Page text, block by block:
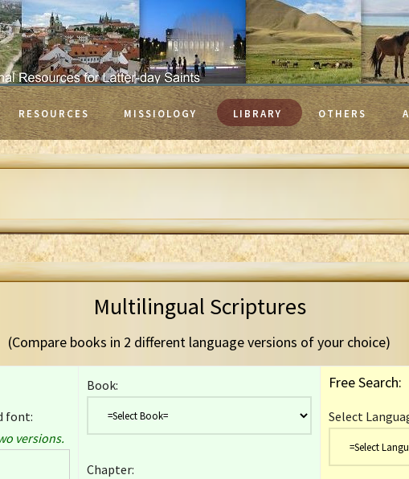
RESOURCES MISSIOLOGY LIBRARY OTHERS
Multilingual Scriptures
(Compare books in 2 different language versions of your choice)
font:
versions.
Book:
Chapter:
Free Search:
Select